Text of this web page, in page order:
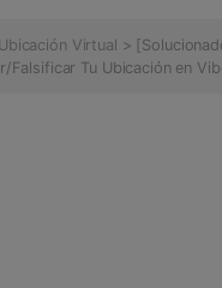
Ubicación Virtual >
Falsificar Tu Ubicación en